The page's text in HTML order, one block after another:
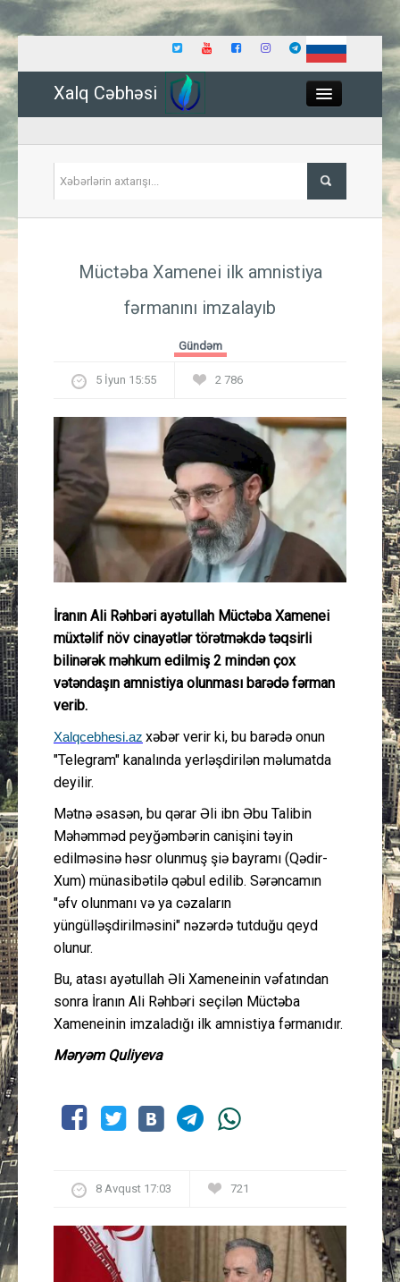
Xalq Cəbhəsi
İqtisadiyyat
Güney Azərbaycan
Mədəniyyət
Müsahibə
İdman
Peşə etikası
Müctəba Xamenei ilk amnistiya
fərmanını imzalayıb
Gündəm
5 İyun 15:55 2 786
İranın Ali Rəhbəri ayətullah Müctəba Xamenei
müxtəlif növ cinayətlər törətməkdə təqsirli
bilinərək məhkum edilmiş 2 mindən çox
vətəndaşın amnistiya olunması barədə fərman
verib.
Xalqcebhesi.az xəbər verir ki, bu barədə onun
"Telegram" kanalında yerləşdirilən məlumatda
deyilir.
Mətnə əsasən, bu qərar Əli ibn Əbu Talibin
Məhəmməd peyğəmbərin canişini təyin
edilməsinə həsr olunmuş şiə bayramı (Qədir-
Xum) münasibətilə qəbul edilib. Sərəncamın
"əfv olunmanı və ya cəzaların
yüngülləşdirilməsini" nəzərdə tutduğu qeyd
olunur.
Bu, atası ayətullah Əli Xameneinin vəfatından
sonra İranın Ali Rəhbəri seçilən Müctəba
Xameneinin imzaladığı ilk amnistiya fərmanıdır.
Məryəm Quliyeva
8 Avqust 17:03 721